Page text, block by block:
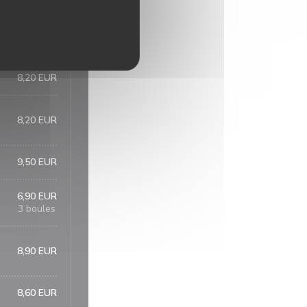
8,20 EUR
8,20 EUR
9,50 EUR
6,90 EUR
3 boules
8,90 EUR
8,60 EUR